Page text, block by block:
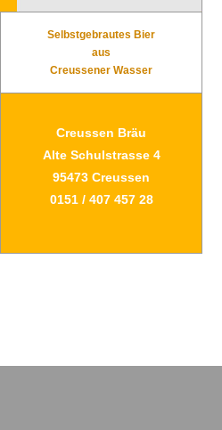
Selbstgebrautes Bier
aus
Creussener Wasser
Creussen Bräu
Alte Schulstrasse 4
95473 Creussen
0151 / 407 457 28